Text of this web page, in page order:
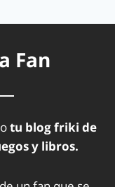
Fan
tu blog friki de
y libros.